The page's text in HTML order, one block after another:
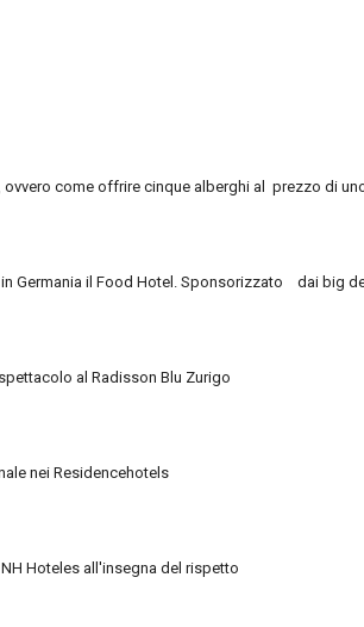
ovvero come offrire cinque alberghi al prezzo di
Germania il Food Hotel. Sponsorizzato dai big
al Radisson Blu Zurigo
nei Residencehotels
Hoteles all'insegna del rispetto